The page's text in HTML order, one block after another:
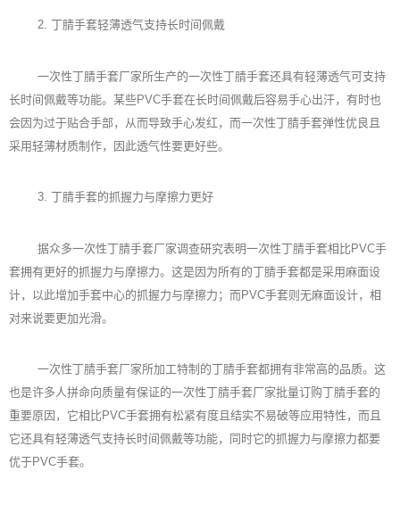
2. 丁腈手套轻薄透气支持长时间佩戴
一次性丁腈手套厂家所生产的一次性丁腈手套还具有轻薄透气可支持
长时间佩戴等功能。某些PVC手套在长时间佩戴后容易手心出汗，有时也
会因为过于贴合手部，从而导致手心发红，而一次性丁腈手套弹性优良且
采用轻薄材质制作，因此透气性要更好些。
3. 丁腈手套的抓握力与摩擦力更好
据众多一次性丁腈手套厂家调查研究表明一次性丁腈手套相比PVC手
套拥有更好的抓握力与摩擦力。这是因为所有的丁腈手套都是采用麻面设
计，以此增加手套中心的抓握力与摩擦力；而PVC手套则无麻面设计，相
对来说要更加光滑。
一次性丁腈手套厂家所加工特制的丁腈手套都拥有非常高的品质。这
也是许多人拼命向质量有保证的一次性丁腈手套厂家批量订购丁腈手套的
重要原因，它相比PVC手套拥有松紧有度且结实不易破等应用特性，而且
它还具有轻薄透气支持长时间佩戴等功能，同时它的抓握力与摩擦力都要
优于PVC手套。